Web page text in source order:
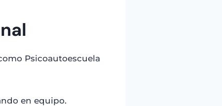
Psicoautoescuela
en equipo.